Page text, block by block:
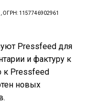
1157746902961
Pressfeed для
и фактуру к
к Pressfeed
новых